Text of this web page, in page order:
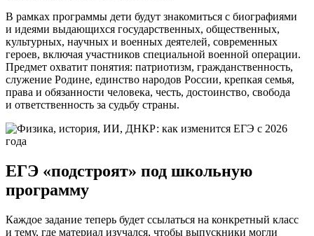
В рамках программы дети будут знакомиться с биографиями
и идеями выдающихся государственных, общественных,
культурных, научных и военных деятелей, современных
героев, включая участников специальной военной операции.
Предмет охватит понятия: патриотизм, гражданственность,
служение Родине, единство народов России, крепкая семья,
права и обязанности человека, честь, достоинство, свобода
и ответственность за судьбу страны.
ЕГЭ «подстроят» под школьную
программу
Каждое задание теперь будет ссылаться на конкретный класс
и тему, где материал изучался, чтобы выпускники могли